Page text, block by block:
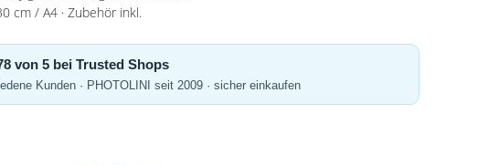
cm / A4 · Zubehör inkl.
von 5 bei Trusted Shops
Kunden · PHOTOLINI seit 2009 · sicher einkaufen